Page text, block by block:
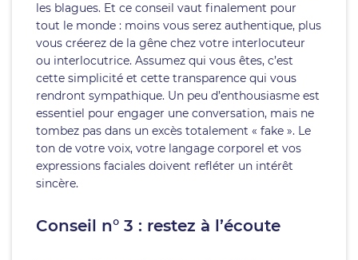
les blagues. Et ce conseil vaut finalement pour
tout le monde : moins vous serez authentique, plus
vous créerez de la gêne chez votre interlocuteur
ou interlocutrice. Assumez qui vous êtes, c’est
cette simplicité et cette transparence qui vous
rendront sympathique. Un peu d’enthousiasme est
essentiel pour engager une conversation, mais ne
tombez pas dans un excès totalement « fake ». Le
ton de votre voix, votre langage corporel et vos
expressions faciales doivent refléter un intérêt
sincère.
Conseil n° 3 : restez à l’écoute